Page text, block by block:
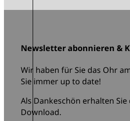
Newsletter abonnieren &
Wir haben für Sie das Ohr
Sie immer up to date!
Als Dankeschön erhalten
Download.